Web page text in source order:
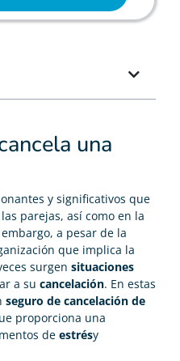
una
y significativos que
parejas, así como en la
a pesar de la
que implica la
surgen situaciones
a su cancelación. En estas
seguro de cancelación de
proporciona una
de estrésy